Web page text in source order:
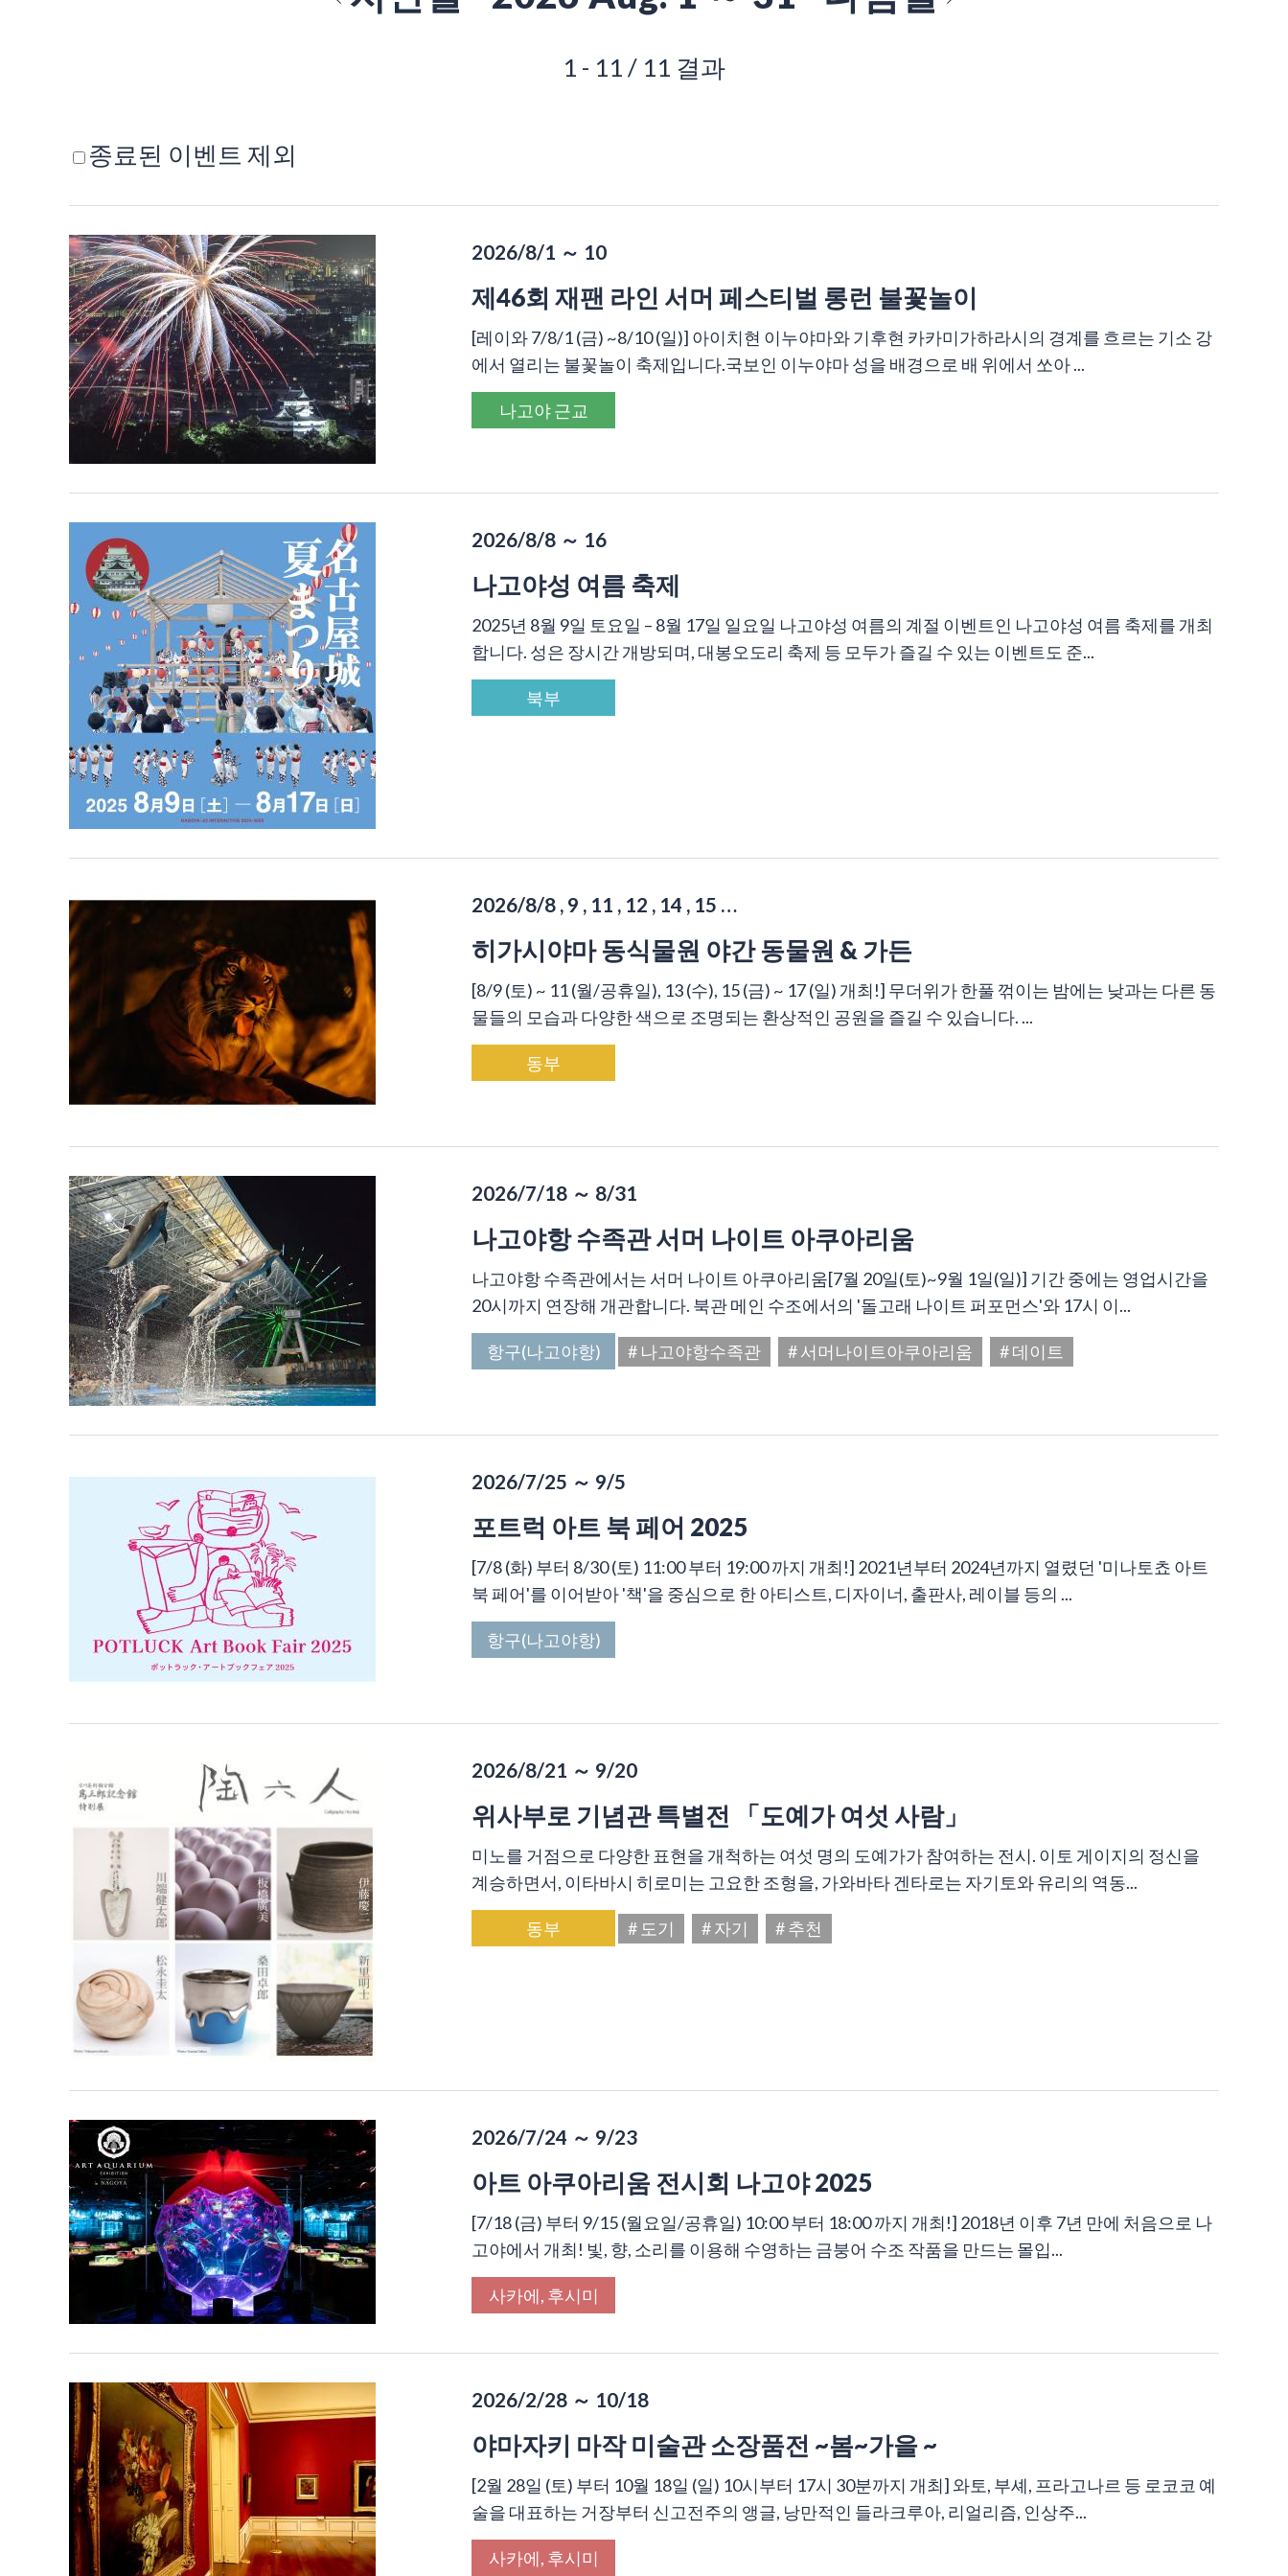
1 - 11 / 11 결과
종료된 이벤트 제외
2026/8/1 ～ 10
제46회 재팬 라인 서머 페스티벌 롱런 불꽃놀이
[레이와 7/8/1 (금) ~8/10 (일)] 아이치현 이누야마와 기후현 카카미가하라시의 경계를 흐르는 기소 강
에서 열리는 불꽃놀이 축제입니다.국보인 이누야마 성을 배경으로 배 위에서 쏘아 ...
나고야 근교
2026/8/8 ～ 16
나고야성 여름 축제
2025년 8월 9일 토요일 – 8월 17일 일요일 나고야성 여름의 계절 이벤트인 나고야성 여름 축제를 개최
합니다. 성은 장시간 개방되며, 대봉오도리 축제 등 모두가 즐길 수 있는 이벤트도 준...
북부
2026/8/8 , 9 , 11 , 12 , 14 , 15 …
히가시야마 동식물원 야간 동물원 & 가든
[8/9 (토) ~ 11 (월/공휴일), 13 (수), 15 (금) ~ 17 (일) 개최!] 무더위가 한풀 꺾이는 밤에는 낮과는 다른 동
물들의 모습과 다양한 색으로 조명되는 환상적인 공원을 즐길 수 있습니다. ...
동부
2026/7/18 ～ 8/31
나고야항 수족관 서머 나이트 아쿠아리움
나고야항 수족관에서는 서머 나이트 아쿠아리움[7월 20일(토)~9월 1일(일)] 기간 중에는 영업시간을
20시까지 연장해 개관합니다. 북관 메인 수조에서의 '돌고래 나이트 퍼포먼스'와 17시 이...
항구(나고야항) # 나고야항수족관 # 서머나이트아쿠아리움 # 데이트
2026/7/25 ～ 9/5
포트럭 아트 북 페어 2025
[7/8 (화) 부터 8/30 (토) 11:00 부터 19:00 까지 개최!] 2021년부터 2024년까지 열렸던 '미나토쵸 아트
북 페어'를 이어받아 '책'을 중심으로 한 아티스트, 디자이너, 출판사, 레이블 등의 ...
항구(나고야항)
2026/8/21 ～ 9/20
위사부로 기념관 특별전 「도예가 여섯 사람」
미노를 거점으로 다양한 표현을 개척하는 여섯 명의 도예가가 참여하는 전시. 이토 게이지의 정신을
계승하면서, 이타바시 히로미는 고요한 조형을, 가와바타 겐타로는 자기토와 유리의 역동...
동부 # 도기 # 자기 # 추천
2026/7/24 ～ 9/23
아트 아쿠아리움 전시회 나고야 2025
[7/18 (금) 부터 9/15 (월요일/공휴일) 10:00 부터 18:00 까지 개최!] 2018년 이후 7년 만에 처음으로 나
고야에서 개최! 빛, 향, 소리를 이용해 수영하는 금붕어 수조 작품을 만드는 몰입...
사카에, 후시미
2026/2/28 ～ 10/18
야마자키 마작 미술관 소장품전 ~봄~가을 ~
[2월 28일 (토) 부터 10월 18일 (일) 10시부터 17시 30분까지 개최] 와토, 부셰, 프라고나르 등 로코코 예
술을 대표하는 거장부터 신고전주의 앵글, 낭만적인 들라크루아, 리얼리즘, 인상주...
사카에, 후시미